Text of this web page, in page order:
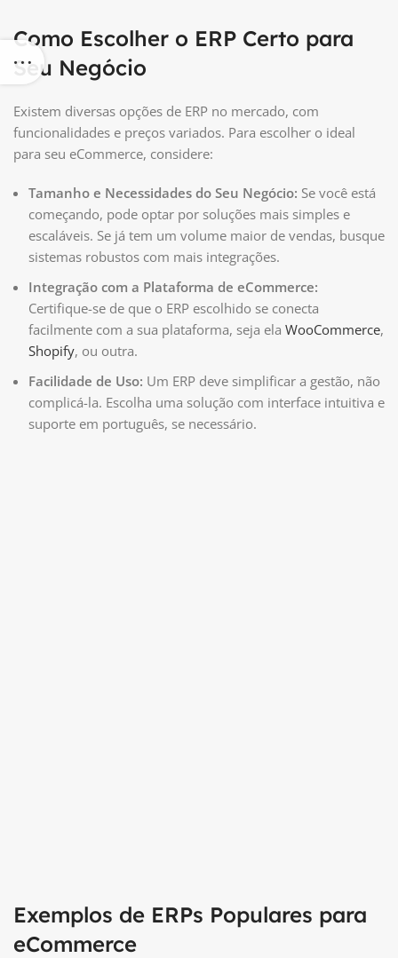
Como Escolher o ERP Certo para
Seu Negócio
Existem diversas opções de ERP no mercado, com
funcionalidades e preços variados. Para escolher o ideal
para seu eCommerce, considere:
Tamanho e Necessidades do Seu Negócio: Se você está
começando, pode optar por soluções mais simples e
escaláveis. Se já tem um volume maior de vendas, busque
sistemas robustos com mais integrações.
Integração com a Plataforma de eCommerce:
Certifique-se de que o ERP escolhido se conecta
facilmente com a sua plataforma, seja ela WooCommerce,
Shopify, ou outra.
Facilidade de Uso: Um ERP deve simplificar a gestão, não
complicá-la. Escolha uma solução com interface intuitiva e
suporte em português, se necessário.
Exemplos de ERPs Populares para
eCommerce